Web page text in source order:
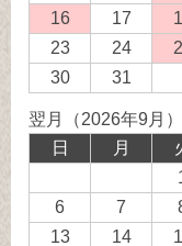
16発
業
務
休
17
23
24
30
31
翌月（2026年9月）
日
月
6
7
13
14